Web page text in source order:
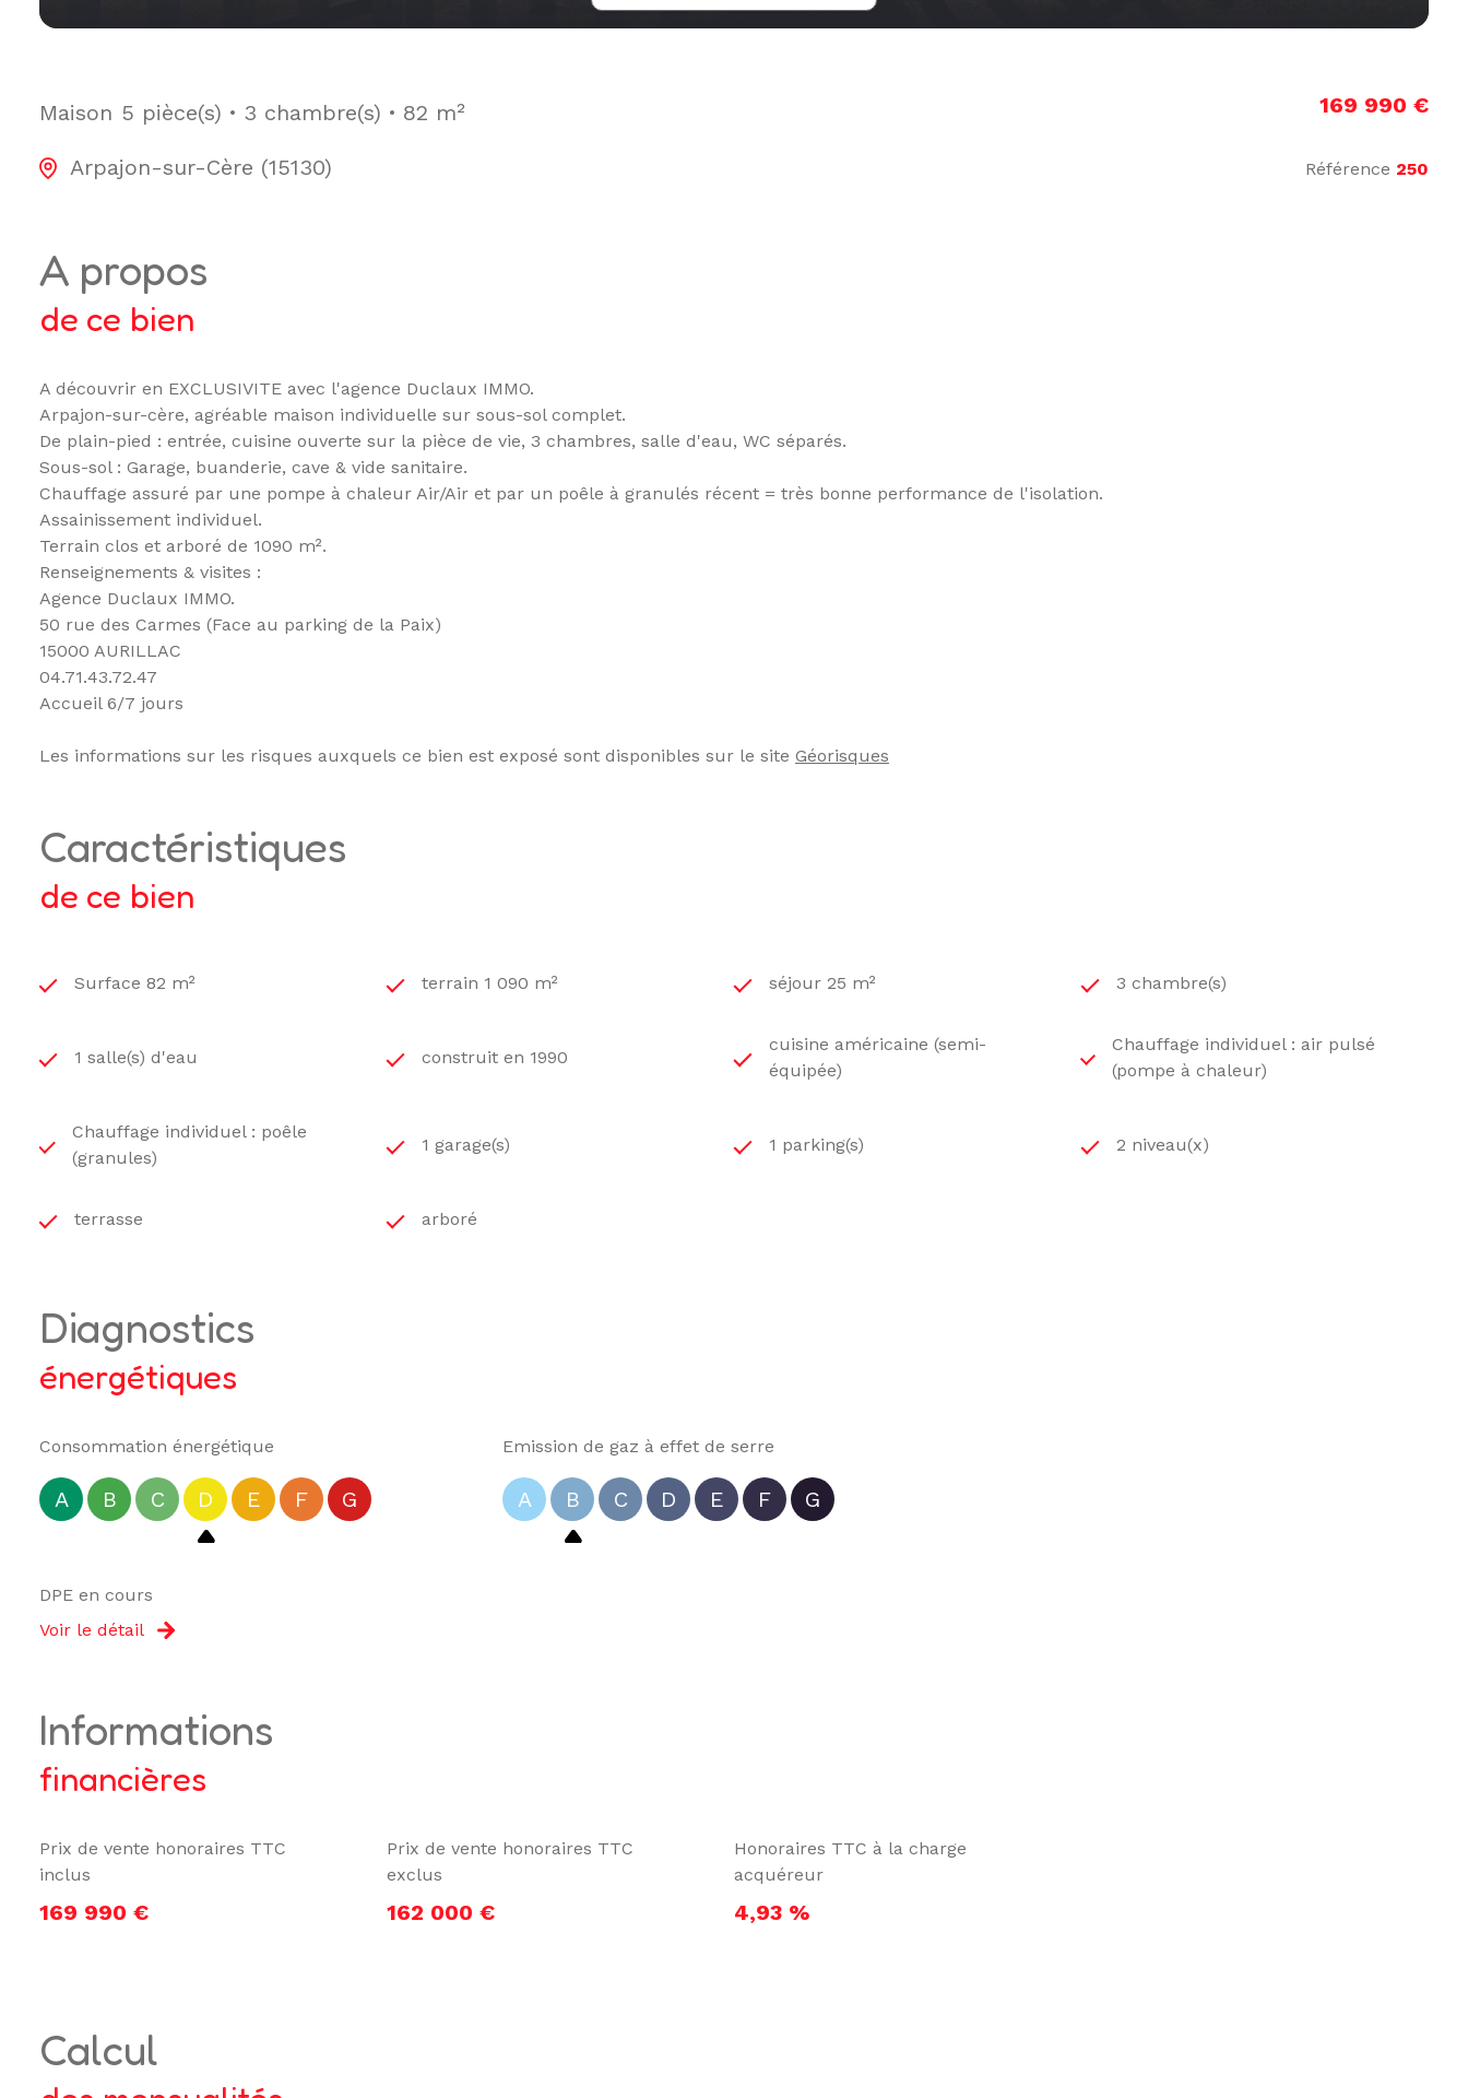
Maison 5 pièce(s) 3 chambre(s) 82 m²
Arpajon-sur-Cère (15130)
169 990 €
Référence 250
a propos
de ce bien
A découvrir en EXCLUSIVITE avec l'agence Duclaux IMMO.
Arpajon-sur-cère, agréable maison individuelle sur sous-sol complet.
De plain-pied : entrée, cuisine ouverte sur la pièce de vie, 3 chambres, salle d'eau, WC séparés.
Sous-sol : Garage, buanderie, cave & vide sanitaire.
Chauffage assuré par une pompe à chaleur Air/Air et par un poêle à granulés récent = très bonne performance de l'isolation.
Assainissement individuel.
Terrain clos et arboré de 1090 m².
Renseignements & visites :
Agence Duclaux IMMO.
50 rue des Carmes (Face au parking de la Paix)
15000 AURILLAC
04.71.43.72.47
Accueil 6/7 jours
Les informations sur les risques auxquels ce bien est exposé sont disponibles sur le site Géorisques
caractéristiques
de ce bien
Surface 82 m² terrain 1 090 m² séjour 25 m² 3 chambre(s)
1 salle(s) d'eau construit en 1990
cuisine américaine (semi-
équipée)
Chauffage individuel : air pulsé
(pompe à chaleur)
Chauffage individuel : poêle
(granules)
1 garage(s) 1 parking(s) 2 niveau(x)
terrasse arboré
diagnostics
énergétiques
Consommation énergétique
A B C D E F G
Emission de gaz à effet de serre
A B C D E F G
DPE en cours
Voir le détail
informations
financières
Prix de vente honoraires TTC
inclus
169 990 €
Prix de vente honoraires TTC
exclus
162 000 €
Honoraires TTC à la charge
acquéreur
4,93 %
calcul